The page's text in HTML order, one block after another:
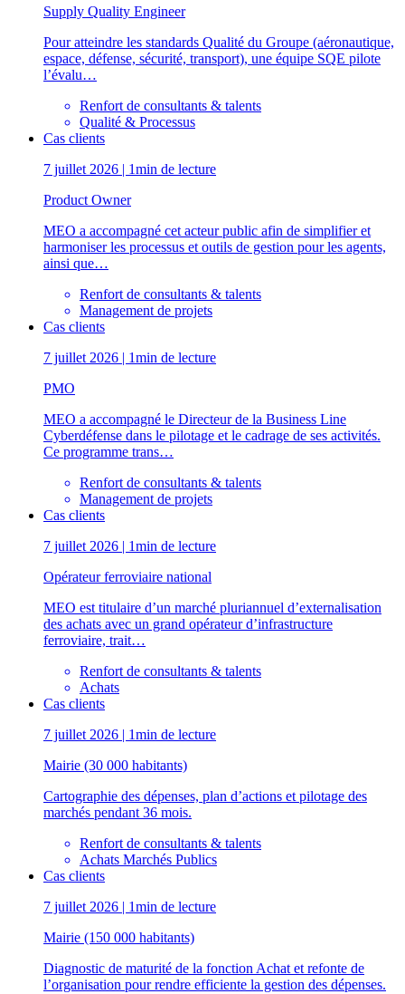
Supply Quality Engineer
Pour atteindre les standards Qualité du Groupe (aéronautique,
espace, défense, sécurité, transport), une équipe SQE pilote
l’évalu…
Renfort de consultants & talents
Qualité & Processus
Cas clients
7 juillet 2026 | 1min de lecture
Product Owner
MEO a accompagné cet acteur public afin de simplifier et
harmoniser les processus et outils de gestion pour les agents,
ainsi que…
Renfort de consultants & talents
Management de projets
Cas clients
7 juillet 2026 | 1min de lecture
PMO
MEO a accompagné le Directeur de la Business Line
Cyberdéfense dans le pilotage et le cadrage de ses activités.
Ce programme trans…
Renfort de consultants & talents
Management de projets
Cas clients
7 juillet 2026 | 1min de lecture
Opérateur ferroviaire national
MEO est titulaire d’un marché pluriannuel d’externalisation
des achats avec un grand opérateur d’infrastructure
ferroviaire, trait…
Renfort de consultants & talents
Achats
Cas clients
7 juillet 2026 | 1min de lecture
Mairie (30 000 habitants)
Cartographie des dépenses, plan d’actions et pilotage des
marchés pendant 36 mois.
Renfort de consultants & talents
Achats Marchés Publics
Cas clients
7 juillet 2026 | 1min de lecture
Mairie (150 000 habitants)
Diagnostic de maturité de la fonction Achat et refonte de
l’organisation pour rendre efficiente la gestion des dépenses.